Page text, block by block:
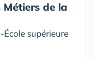
Métiers de la
École supérieure